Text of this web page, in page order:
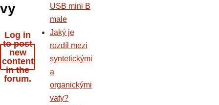
vy
Log in
to post
new
content
in the
forum.
USB mini B
male
Jaký je
rozdíl mezi
syntetickými
a
organickými
vaty?